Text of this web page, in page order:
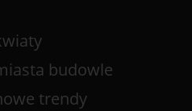
budowle
trendy